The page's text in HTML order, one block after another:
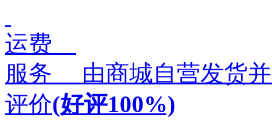
运费
服务
由商城自营发货
评价(好评100%)